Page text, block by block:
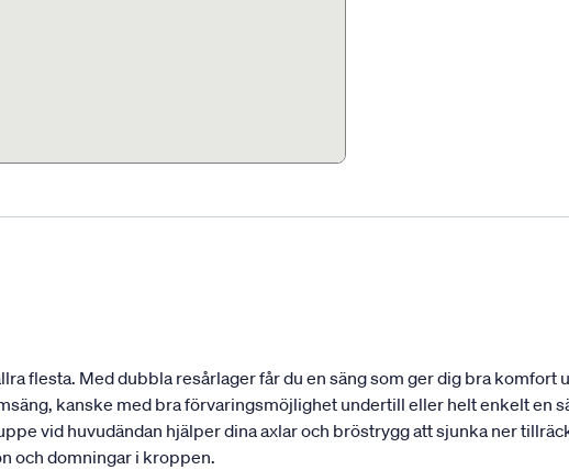
flesta. Med dubbla resårlager får du en säng som ger dig bra komfort
kanske med bra förvaringsmöjlighet undertill eller helt enkelt en
vid huvudändan hjälper dina axlar och bröstrygg att sjunka ner
och domningar i kroppen.